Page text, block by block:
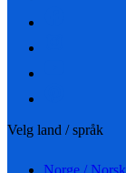
Velg land / språk
Norge / Norsk